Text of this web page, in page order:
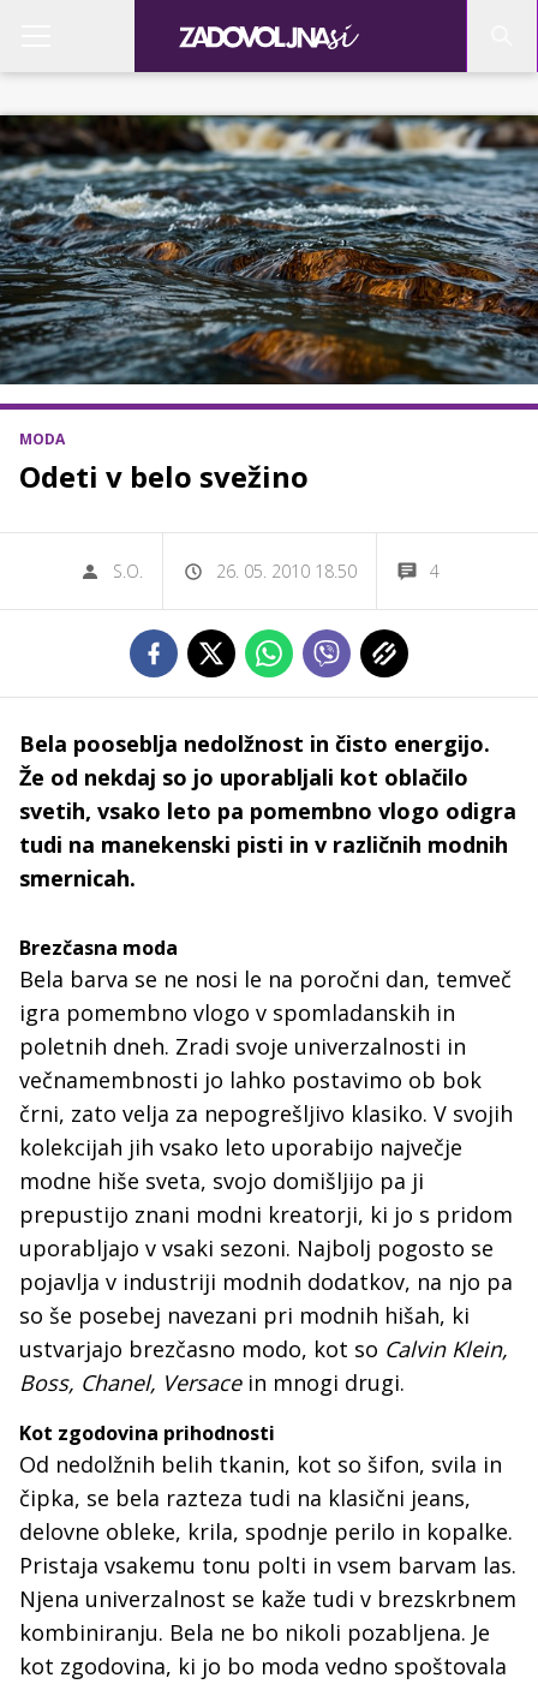
MODA
Odeti v belo svežino
S.O. 26. 05. 2010 18.50 4
Bela pooseblja nedolžnost in čisto energijo.
Že od nekdaj so jo uporabljali kot oblačilo
svetih, vsako leto pa pomembno vlogo odigra
tudi na manekenski pisti in v različnih modnih
smernicah.
Brezčasna moda
Bela barva se ne nosi le na poročni dan, temveč
igra pomembno vlogo v spomladanskih in
poletnih dneh. Zradi svoje univerzalnosti in
večnamembnosti jo lahko postavimo ob bok
črni, zato velja za nepogrešljivo klasiko. V svojih
kolekcijah jih vsako leto uporabijo največje
modne hiše sveta, svojo domišljijo pa ji
prepustijo znani modni kreatorji, ki jo s pridom
uporabljajo v vsaki sezoni. Najbolj pogosto se
pojavlja v industriji modnih dodatkov, na njo pa
so še posebej navezani pri modnih hišah, ki
ustvarjajo brezčasno modo, kot so Calvin Klein,
Boss, Chanel, Versace in mnogi drugi.
Kot zgodovina prihodnosti
Od nedolžnih belih tkanin, kot so šifon, svila in
čipka, se bela razteza tudi na klasični jeans,
delovne obleke, krila, spodnje perilo in kopalke.
Pristaja vsakemu tonu polti in vsem barvam las.
Njena univerzalnost se kaže tudi v brezskrbnem
kombiniranju. Bela ne bo nikoli pozabljena. Je
kot zgodovina, ki jo bo moda vedno spoštovala